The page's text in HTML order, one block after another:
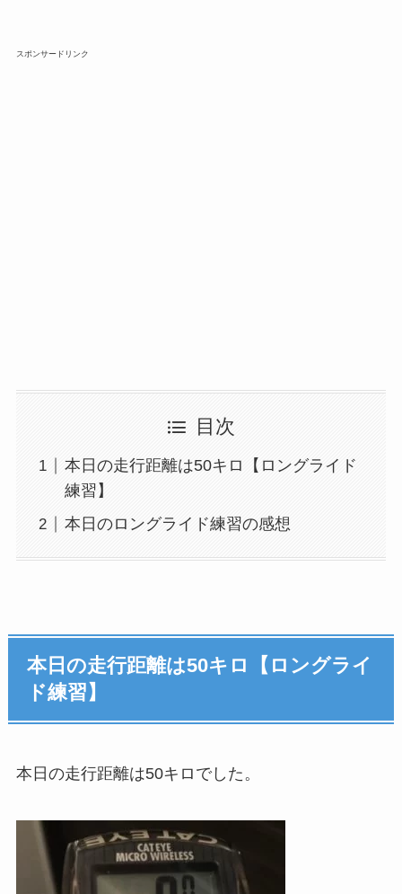
スポンサードリンク
目次
本日の走行距離は50キロ【ロングライド
練習】
本日のロングライド練習の感想
本日の走行距離は50キロ【ロングライ
ド練習】
本日の走行距離は50キロでした。